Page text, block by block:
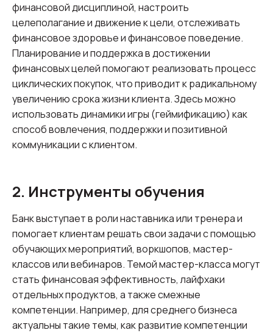
финансовой дисциплиной, настроить
целеполагание и движение к цели, отслеживать
финансовое здоровье и финансовое поведение.
Планирование и поддержка в достижении
финансовых целей помогают реализовать процесс
циклических покупок, что приводит к радикальному
увеличению срока жизни клиента. Здесь можно
использовать динамики игры (геймификацию) как
способ вовлечения, поддержки и позитивной
коммуникации с клиентом.
2. Инструменты обучения
Банк выступает в роли наставника или тренера и
помогает клиентам решать свои задачи с помощью
обучающих мероприятий, воркшопов, мастер-
классов или вебинаров. Темой мастер-класса могут
стать финансовая эффективность, лайфхаки
отдельных продуктов, а также смежные
компетенции. Например, для среднего бизнеса
актуальны такие темы, как развитие компетенции